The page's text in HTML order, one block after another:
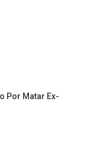
Por Matar Ex-